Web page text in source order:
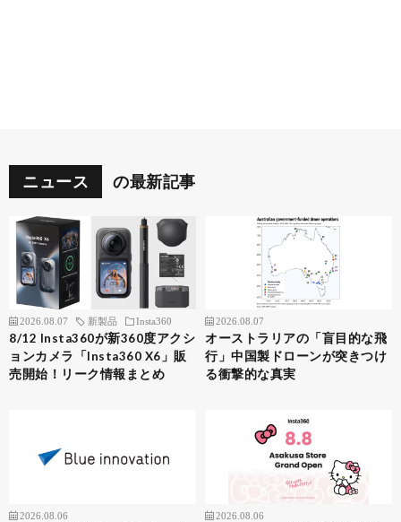
ニュース の最新記事
2026.08.07 新製品 Insta360
8/12 Insta360が新360度アクシ
ョンカメラ「Insta360 X6」販
売開始！リーク情報まとめ
2026.08.07
オーストラリアの「盲目的な飛
行」中国製ドローンが突きつけ
る衝撃的な真実
2026.08.06 2026.08.06